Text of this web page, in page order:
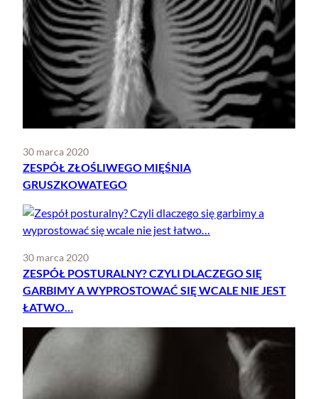
30 marca 2020
ZESPÓŁ ZŁOŚLIWEGO MIĘŚNIA
GRUSZKOWATEGO
30 marca 2020
ZESPÓŁ POSTURALNY? CZYLI DLACZEGO SIĘ
GARBIMY A WYPROSTOWAĆ SIĘ WCALE NIE JEST
ŁATWO…